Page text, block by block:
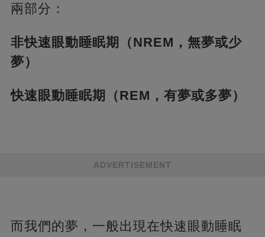
兩部分：
非快速眼動睡眠期（NREM，無夢或少
夢）
快速眼動睡眠期（REM，有夢或多夢）
ADVERTISEMENT
而我們的夢，一般出現在快速眼動睡眠